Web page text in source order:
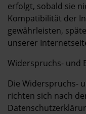
erfolgt, sobald sie
Kompatibilität der
gewährleisten,
unserer
Widerspruchs- und
Die Widerspruchs-
richten sich nach